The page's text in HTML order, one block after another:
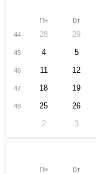
Пн Вт
44
28 29
45 4 5
46 11 12
47 18 19
48 25 26
2
3
Пн Вт